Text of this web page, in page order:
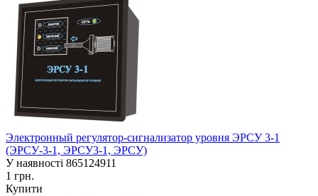
Электронный регулятор-сигнализатор уровня ЭРСУ 3-1
(ЭРСУ-3-1, ЭРСУ3-1, ЭРСУ)
У наявності 865124911
1 грн.
Купити